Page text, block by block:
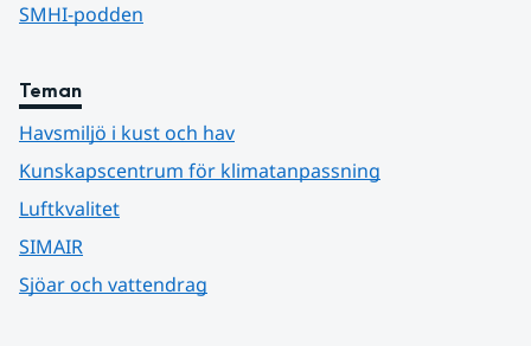
SMHI-podden
Teman
Havsmiljö i kust och hav
Kunskapscentrum för klimatanpassning
Luftkvalitet
SIMAIR
Sjöar och vattendrag